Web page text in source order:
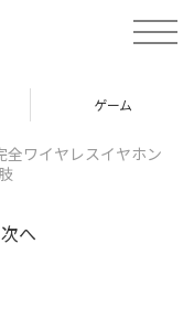
t
o
v
ゲーム
全ワイヤレスイヤホン
次へ